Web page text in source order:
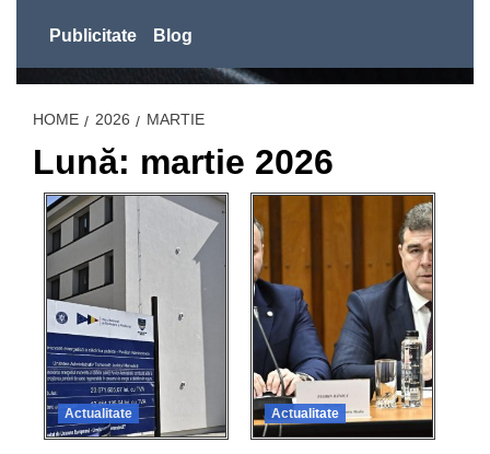
Publicitate Blog
HOME 2026 MARTIE
Lună: martie 2026
Actualitate Actualitate